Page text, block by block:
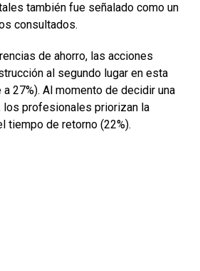
también fue señalado como un
consultados.
de ahorro, las acciones
al segundo lugar en esta
27%). Al momento de decidir una
los profesionales priorizan la
tiempo de retorno (22%).